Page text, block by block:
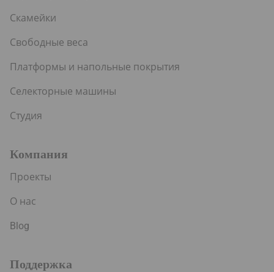
Скамейки
Свободные веса
Платформы и напольные покрытия
Селекторные машины
Студия
Компания
Проекты
О нас
Blog
Поддержка